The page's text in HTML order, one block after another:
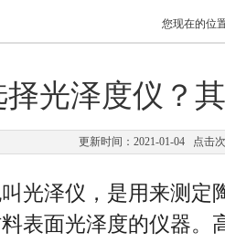
您现在的位
择光泽度仪？
更新时间：2021-01-04 点击
泽仪，是用来测定
表面光泽度的仪器。